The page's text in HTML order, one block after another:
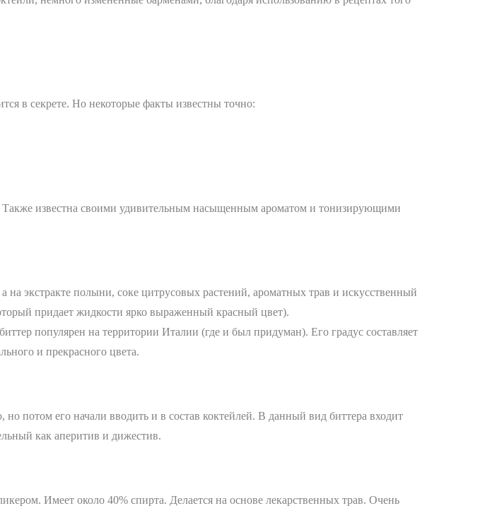
в секрете. Но некоторые факты известны точно:
Также известна своими удивительным насыщенным ароматом и тонизирующими
на экстракте полыни, соке цитрусовых растений, ароматных трав и искусственный
придает жидкости ярко выраженный красный цвет).
популярен на территории Италии (где и был придуман). Его градус составляет
и прекрасного цвета.
потом его начали вводить и в состав коктейлей. В данный вид биттера входит
как аперитив и дижестив.
Имеет около 40% спирта. Делается на основе лекарственных трав. Очень